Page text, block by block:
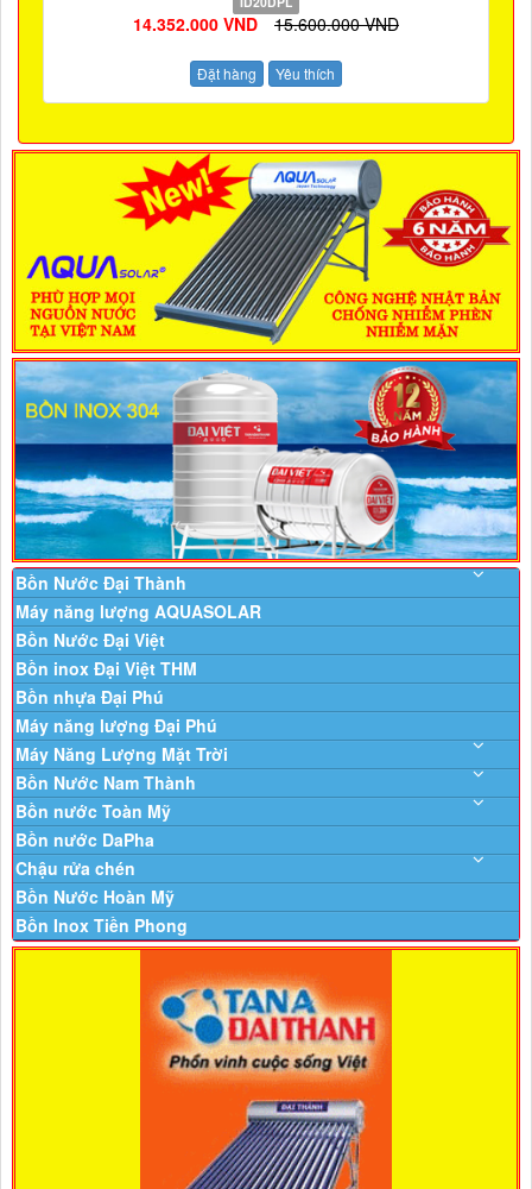
14.352.000 VND 15.600.000 VND
Đặt hàng Yêu thích
Bồn Nước Đại Thành
Máy năng lượng AQUASOLAR
Bồn Nước Đại Việt
Bồn inox Đại Việt THM
Bồn nhựa Đại Phú
Máy năng lượng Đại Phú
Máy Năng Lượng Mặt Trời
Bồn Nước Nam Thành
Bồn nước Toàn Mỹ
Bồn nước DaPha
Chậu rửa chén
Bồn Nước Hoàn Mỹ
Bồn Inox Tiền Phong